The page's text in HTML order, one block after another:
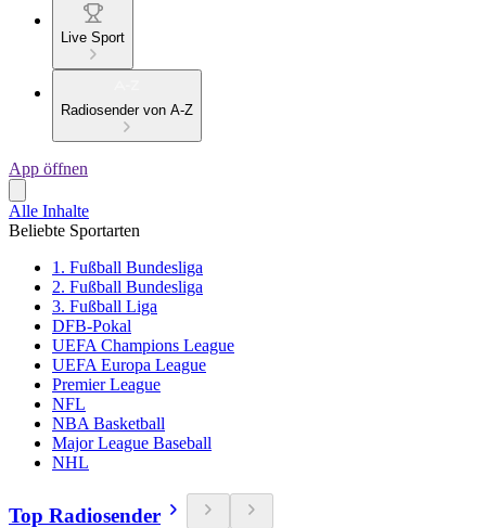
Live Sport
Radiosender von A-Z
App öffnen
Alle Inhalte
Beliebte Sportarten
1. Fußball Bundesliga
2. Fußball Bundesliga
3. Fußball Liga
DFB-Pokal
UEFA Champions League
UEFA Europa League
Premier League
NFL
NBA Basketball
Major League Baseball
NHL
Top Radiosender